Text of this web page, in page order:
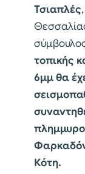
Τσιαπλές
τοπικής
6μμ θα
Κότη.